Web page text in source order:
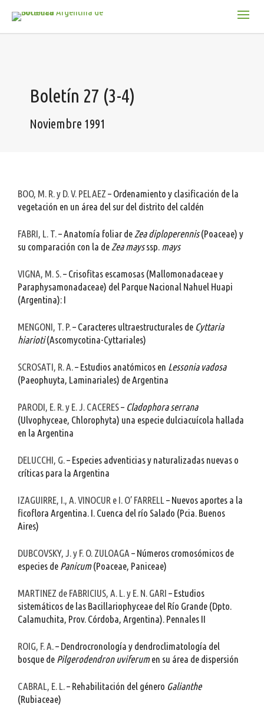
Boletín 27 (3-4)
Noviembre 1991
BOO, M. R. y D. V. PELAEZ – Ordenamiento y clasificación de la
vegetación en un área del sur del distrito del caldén
FABRI, L. T.– Anatomía foliar de Zea diploperennis(Poaceae) y
su comparación con la de Zea maysssp. mays
VIGNA, M. S.– Crisofitas escamosas (Mallomonadaceae y
Paraphysamonadaceae) del Parque Nacional Nahuel Huapi
(Argentina): I
MENGONI, T. P.– Caracteres ultraestructurales de Cyttaria
hiarioti(Ascomycotina-Cyttariales)
SCROSATI, R. A.– Estudios anatómicos en Lessonia vadosa
(Paeophuyta, Laminariales) de Argentina
PARODI, E. R. y E. J. CACERES– Cladophora serrana
(Ulvophyceae, Chlorophyta) una especie dulciacuícola hallada
en la Argentina
DELUCCHI, G.– Especies adventicias y naturalizadas nuevas o
críticas para la Argentina
IZAGUIRRE, I., A. VINOCUR e I. O’ FARRELL – Nuevos aportes a la
ficoflora Argentina. I. Cuenca del río Salado (Pcia. Buenos
Aires)
DUBCOVSKY, J. y F. O. ZULOAGA – Números cromosómicos de
especies de Panicum(Poaceae, Paniceae)
MARTINEZ de FABRICIUS, A. L. y E. N. GARI – Estudios
sistemáticos de las Bacillariophyceae del Río Grande (Dpto.
Calamuchita, Prov. Córdoba, Argentina). Pennales II
ROIG, F. A. – Dendrocronología y dendroclimatología del
bosque de Pilgerodendron uviferumen su área de dispersión
CABRAL, E. L.– Rehabilitación del género Galianthe
(Rubiaceae)